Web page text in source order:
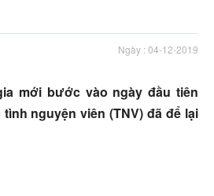
Ngày : 04-12-2019
mới bước vào ngày đầu tiên
nguyện viên (TNV) đã để lại